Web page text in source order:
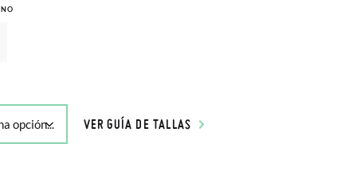
VER GUÍA DE TALLAS